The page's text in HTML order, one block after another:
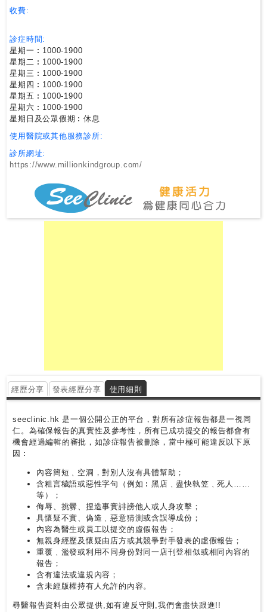
立
醫
院
私
家
醫
院
收費:
診症時間:
星期一︰1000-1900
星期二︰1000-1900
星期三︰1000-1900
星期四︰1000-1900
星期五︰1000-1900
星期六︰1000-1900
星期日及公眾假期︰休息
使用醫院或其他服務診所:
診所網址:
https://www.millionkindgroup.com/
經歷分享 發表經歷分享 使用細則
seeclinic.hk 是一個公開公正的平台，對所有診症報告都是一視同
仁。為確保報告的真實性及參考性，所有已成功提交的報告都會有
機會經過編輯的審批，如診症報告被刪除，當中極可能違反以下原
因︰
內容簡短﹑空洞，對別人沒有具體幫助；
含粗言穢語或惡性字句（例如︰黑店﹑盡快執笠﹑死人……
等）；
侮辱、挑釁、捏造事實誹謗他人或人身攻擊；
具懷疑不實、偽造﹑惡意猜測或含誤導成份；
內容為醫生或員工以提交的虛假報告；
無親身經歷及懷疑由店方或其競爭對手發表的虛假報告；
重覆﹑濫發或利用不同身份對同一店刊登相似或相同內容的
報告；
含有違法或違規內容；
含未經版權持有人允許的內容。
尋醫報告資料由公眾提供,如有違反守則,我們會盡快跟進!!